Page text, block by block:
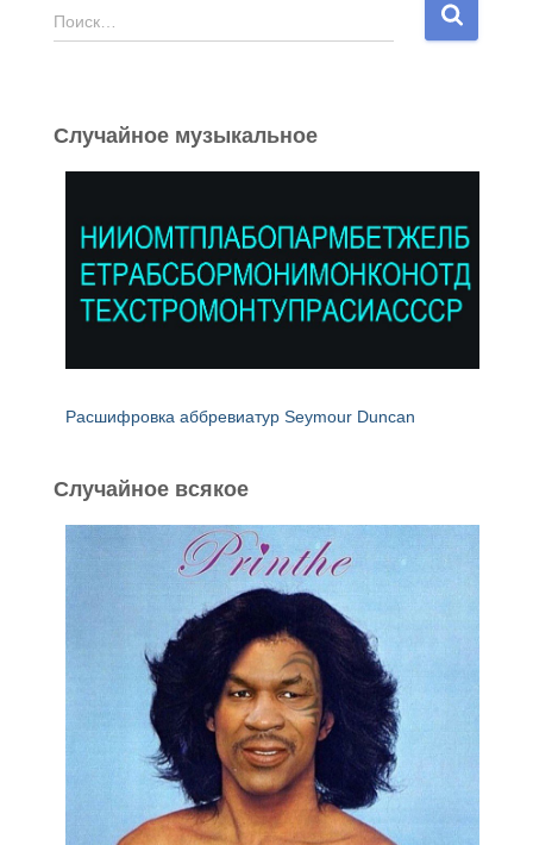
Н
а
:
Поиск…
Случайное музыкальное
Расшифровка аббревиатур Seymour Duncan
Случайное всякое